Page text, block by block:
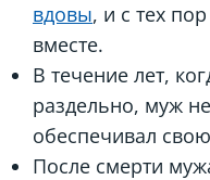
вдовы, и с тех
вместе.
В течение лет,
раздельно, муж
обеспечивал
После смерти